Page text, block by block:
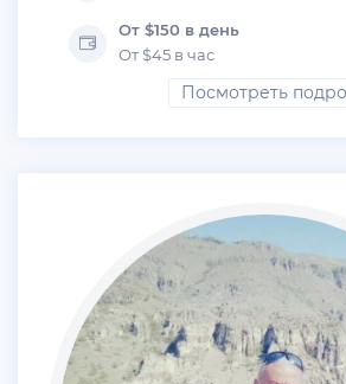
От $150 в день
От $45 в час
Посмотреть